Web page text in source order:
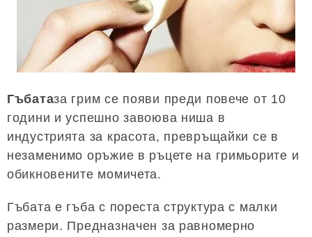
Гъбатаза грим се появи преди повече от 10
години и успешно завоюва ниша в
индустрията за красота, превръщайки се в
незаменимо оръжие в ръцете на гримьорите и
обикновените момичета.
Гъбата е гъба с пореста структура с малки
размери. Предназначен за равномерно